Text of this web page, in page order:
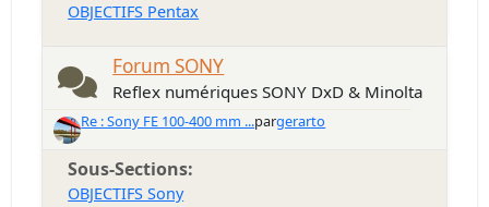
OBJECTIFS Pentax
Forum SONY
Reflex numériques SONY DxD & Minolta
Re : Sony FE 100-400 mm ...pargerarto
Sous-Sections
OBJECTIFS Sony